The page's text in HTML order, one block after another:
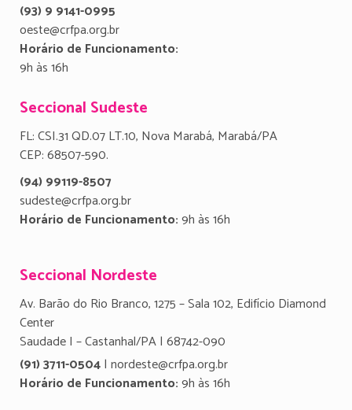
(93) 9 9141-0995
oeste@crfpa.org.br
Horário de Funcionamento:
9h às 16h
Seccional Sudeste
FL: CSI.31 QD.07 LT.10, Nova Marabá, Marabá/PA
CEP: 68507-590.
(94) 99119-8507
sudeste@crfpa.org.br
Horário de Funcionamento:9h às 16h
Seccional Nordeste
Av. Barão do Rio Branco, 1275 – Sala 102, Edifício Diamond
Center
Saudade I – Castanhal/PA | 68742-090
(91) 3711-0504| nordeste@crfpa.org.br
Horário de Funcionamento:9h às 16h